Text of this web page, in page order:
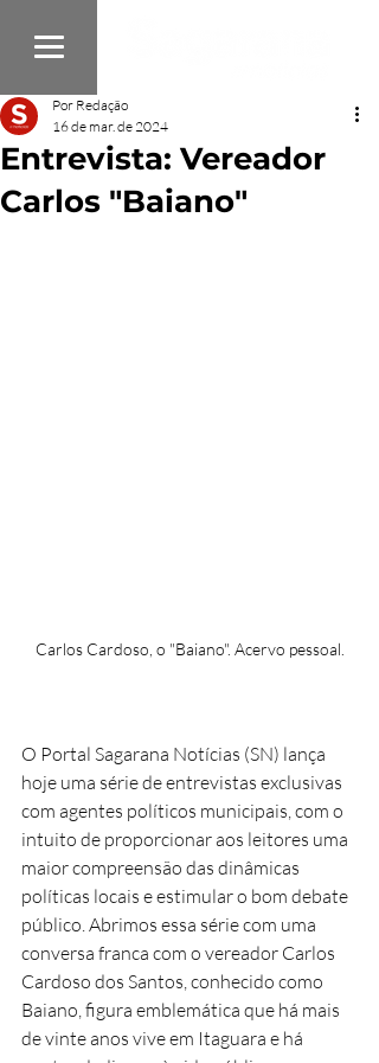
Entrevista: Vereador
Carlos "Baiano"
Por Redação
16 de mar. de 2024
Carlos Cardoso, o "Baiano". Acervo pessoal.
O Portal Sagarana Notícias (SN) lança
hoje uma série de entrevistas exclusivas
com agentes políticos municipais, com o
intuito de proporcionar aos leitores uma
maior compreensão das dinâmicas
políticas locais e estimular o bom debate
público. Abrimos essa série com uma
conversa franca com o vereador Carlos
Cardoso dos Santos, conhecido como
Baiano, figura emblemática que há mais
de vinte anos vive em Itaguara e há